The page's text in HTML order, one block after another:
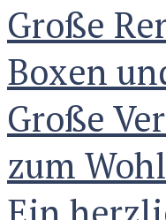
Große
Boxen
Große
zum